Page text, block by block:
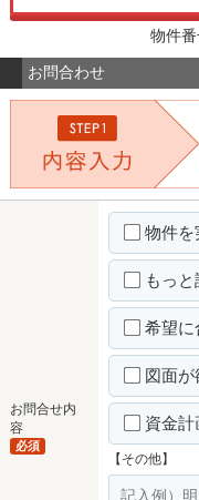
物件
お問合わせ
お問合せ内
容
必須
物件を
もっ
希望に
図面が
資金計
【その他】